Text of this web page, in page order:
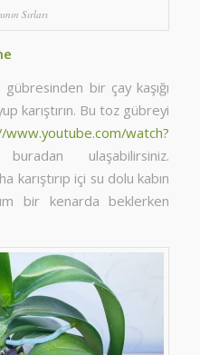
Sırları
bir çay kaşığı
karıştırın. Bu toz gübreyi
www.youtube.com/watch?
ulaşabilirsiniz.
karıştırıp içi su dolu kabın
bir kenarda beklerken